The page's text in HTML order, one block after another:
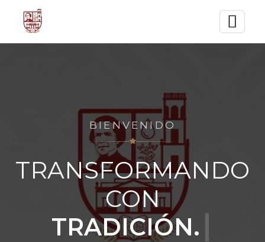
BIENVENIDO
TRANSFORMANDO
CON
TRADICIÓN.